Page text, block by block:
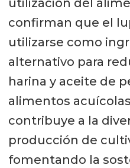
utilización del
confirman que el
utilizarse como
alternativo para
harina y aceite de
alimentos
contribuye a la
producción de
fomentando la